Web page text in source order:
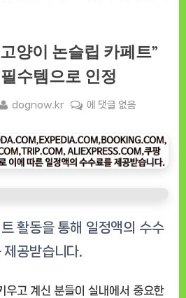
양이 논슬립 카페트”
수템으로 인정
By
dognow.kr
“냐
오
강
아
양
립
에 댓글 없음
우고 계신 분들이 실내에서 중요한